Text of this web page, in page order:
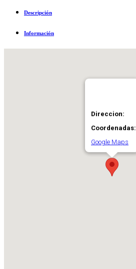
Descripción
Información
Direccion:
Coordenadas:
Google Maps